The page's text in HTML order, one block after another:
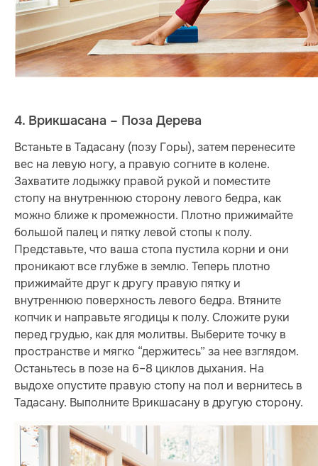
4. Врикшасана – Поза Дерева
Встаньте в Тадасану (позу Горы), затем перенесите
вес на левую ногу, а правую согните в колене.
Захватите лодыжку правой рукой и поместите
стопу на внутреннюю сторону левого бедра, как
можно ближе к промежности. Плотно прижимайте
большой палец и пятку левой стопы к полу.
Представьте, что ваша стопа пустила корни и они
проникают все глубже в землю. Теперь плотно
прижимайте друг к другу правую пятку и
внутреннюю поверхность левого бедра. Втяните
копчик и направьте ягодицы к полу. Сложите руки
перед грудью, как для молитвы. Выберите точку в
пространстве и мягко “держитесь” за нее взглядом.
Останьтесь в позе на 6–8 циклов дыхания. На
выдохе опустите правую стопу на пол и вернитесь в
Тадасану. Выполните Врикшасану в другую сторону.